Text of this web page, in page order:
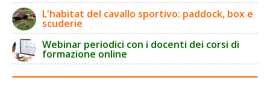
L'habitat del cavallo sportivo: paddock, box e
scuderie
Webinar periodici con i docenti dei corsi di
formazione online